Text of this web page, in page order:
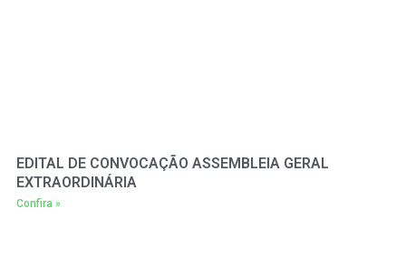
EDITAL DE CONVOCAÇÃO ASSEMBLEIA GERAL
EXTRAORDINÁRIA
Confira »